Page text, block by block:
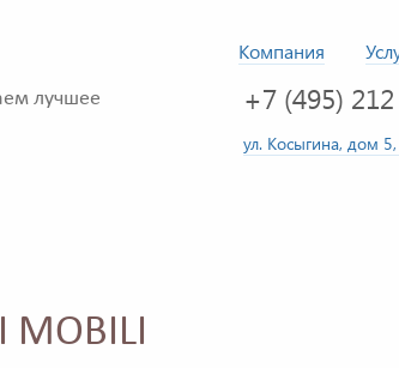
Компания
лучшее +7 (495)
ул. Косыгина, дом
MOBILI